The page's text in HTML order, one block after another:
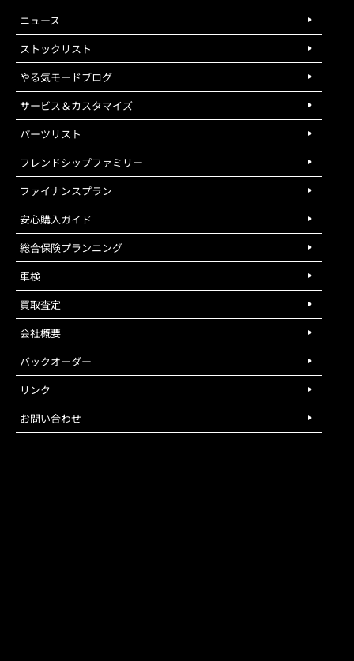
ニュース
ストックリスト
やる気モードブログ
サービス＆カスタマイズ
パーツリスト
フレンドシップファミリー
ファイナンスプラン
安心購入ガイド
総合保険プランニング
車検
買取査定
会社概要
バックオーダー
リンク
お問い合わせ